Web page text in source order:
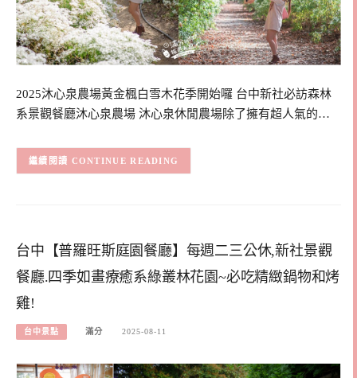
2025沐心泉農場黃金楓白雪木花季開始囉 台中新社必訪森林
系景觀餐廳沐心泉農場 沐心泉休閒農場除了擁有超人氣的…
CONTINUE READING
台中【普羅旺斯庭園餐廳】每週二三公休,新社景觀
餐廳.四季如畫療癒系綠叢林花園~必吃精緻鍋物和烤
雞!
台中景點 滿分 2025-08-11